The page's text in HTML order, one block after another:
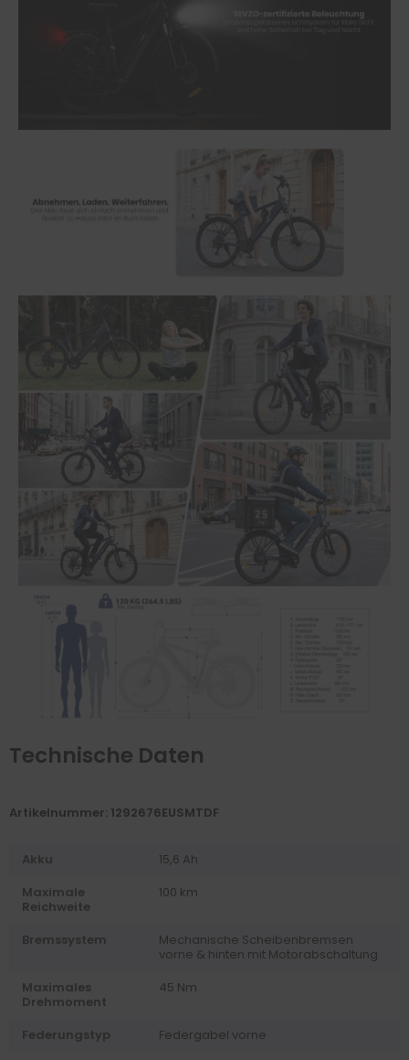
Technische Daten
Artikelnummer: 1292676EUSMTDF
Akku
15,6 Ah
Maximale
Reichweite
100 km
Bremssystem
Mechanische Scheibenbremsen
vorne & hinten mit Motorabschaltung
Maximales
Drehmoment
45 Nm
Federungstyp
Federgabel vorne